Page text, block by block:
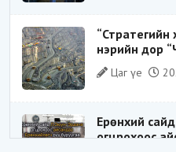
нэрийн дор
хуримтлал”
Цаг үе
Ерөнхий
огцрохоос